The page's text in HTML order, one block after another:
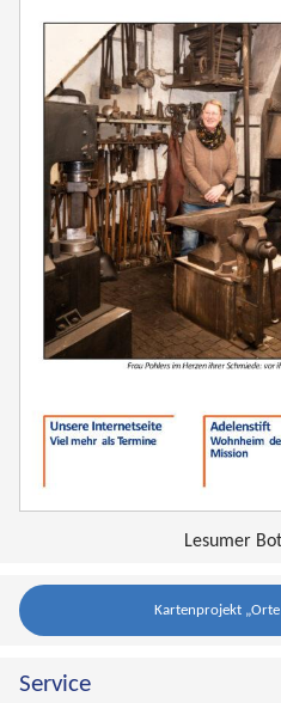
Lesumer
Kartenprojekt
Service